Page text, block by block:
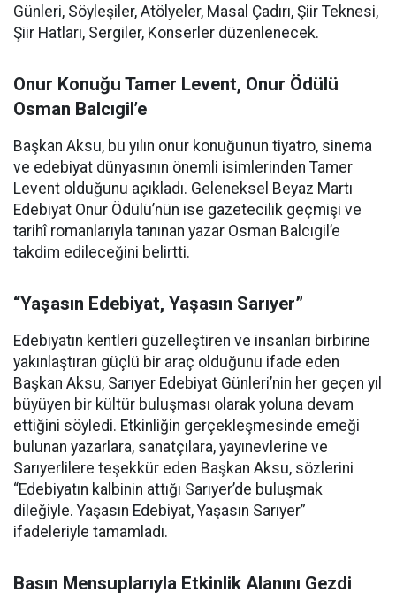
Günleri, Söyleşiler, Atölyeler, Masal Çadırı, Şiir Teknesi,
Şiir Hatları, Sergiler, Konserler düzenlenecek.
Onur Konuğu Tamer Levent, Onur Ödülü
Osman Balcıgil’e
Başkan Aksu, bu yılın onur konuğunun tiyatro, sinema
ve edebiyat dünyasının önemli isimlerinden Tamer
Levent olduğunu açıkladı. Geleneksel Beyaz Martı
Edebiyat Onur Ödülü’nün ise gazetecilik geçmişi ve
tarihî romanlarıyla tanınan yazar Osman Balcıgil’e
takdim edileceğini belirtti.
“Yaşasın Edebiyat, Yaşasın Sarıyer”
Edebiyatın kentleri güzelleştiren ve insanları birbirine
yakınlaştıran güçlü bir araç olduğunu ifade eden
Başkan Aksu, Sarıyer Edebiyat Günleri’nin her geçen yıl
büyüyen bir kültür buluşması olarak yoluna devam
ettiğini söyledi. Etkinliğin gerçekleşmesinde emeği
bulunan yazarlara, sanatçılara, yayınevlerine ve
Sarıyerlilere teşekkür eden Başkan Aksu, sözlerini
“Edebiyatın kalbinin attığı Sarıyer’de buluşmak
dileğiyle. Yaşasın Edebiyat, Yaşasın Sarıyer”
ifadeleriyle tamamladı.
Basın Mensuplarıyla Etkinlik Alanını Gezdi